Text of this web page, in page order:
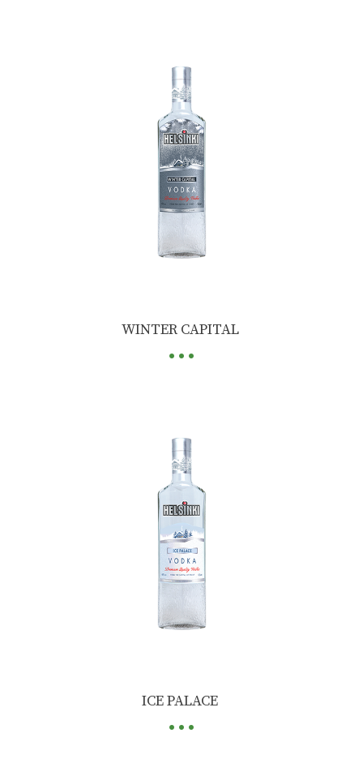
WINTER CAPITAL
...
ICE PALACE
...